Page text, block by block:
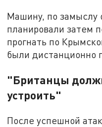
Машину, по замыслу
планировали затем
прогнать по
были дистанционно
"Британцы
устроить"
После успешной